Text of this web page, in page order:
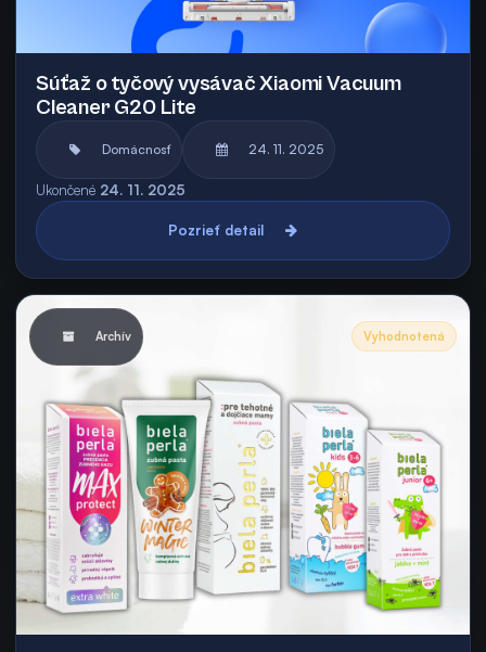
Súťaž o tyčový vysávač Xiaomi Vacuum
Cleaner G20 Lite
Domácnosť 24. 11. 2025
Ukončené 24. 11. 2025
Pozrieť detail
Archív Vyhodnotená